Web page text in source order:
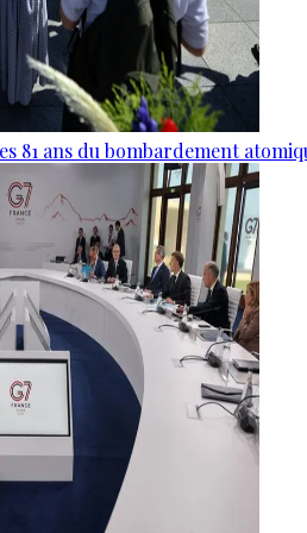
81 ans du bombardement